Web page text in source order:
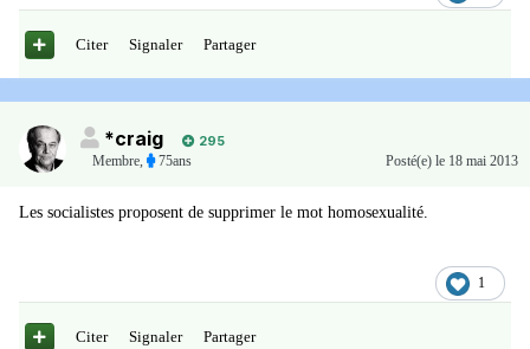
Citer Signaler Partager
*craig
295
Membre, 75ans Posté(e) le 18 mai 2013
Les socialistes proposent de supprimer le mot homosexualité.
1
Citer Signaler Partager